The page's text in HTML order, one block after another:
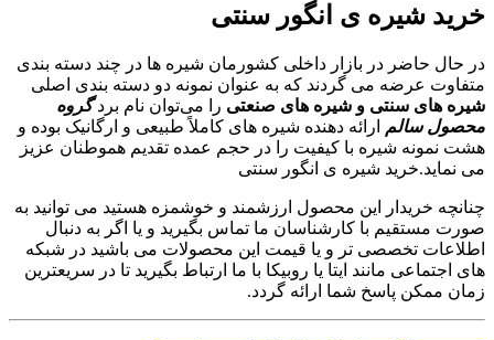
خرید شیره ی انگور سنتی
در حال حاضر در بازار داخلی کشورمان شیره ها در چند دسته بندی
متفاوت عرضه می گردند که به عنوان نمونه دو دسته بندی اصلی
شیره های سنتی و شیره های صنعتی را می‌توان نام بردگروه
محصول سالم
ارائه دهنده شیره های کاملاً طبیعی و ارگانیک بوده و
هشت نمونه شیره با کیفیت را در حجم عمده تقدیم هموطنان عزیز
می نماید.خرید شیره ی انگور سنتی
چنانچه خریدار این محصول ارزشمند و خوشمزه هستید می توانید به
صورت مستقیم با کارشناسان ما تماس بگیرید و یا اگر به دنبال
اطلاعات تخصصی تر و یا قیمت این محصولات می باشید در شبکه
های اجتماعی مانند ایتا یا روبیکا با ما ارتباط بگیرید تا در سریعترین
زمان ممکن پاسخ شما ارائه گردد.